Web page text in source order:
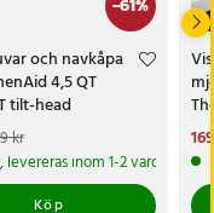
-61%
och navkåpa
4,5 QT
tilt-head
pris
pris:99 kr
kr
levereras inom 1-2 vardagar
Köp